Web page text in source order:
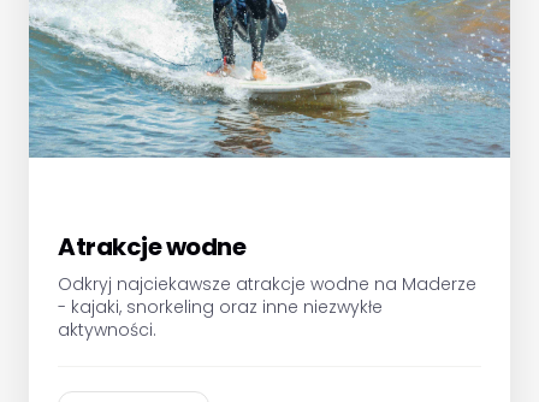
Atrakcje wodne
Odkryj najciekawsze atrakcje wodne na Maderze
- kajaki, snorkeling oraz inne niezwykłe
aktywności.